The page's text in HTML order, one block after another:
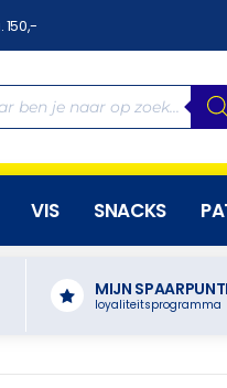
150,-
VIS SNACKS
MIJN
loyaliteitsprogramma